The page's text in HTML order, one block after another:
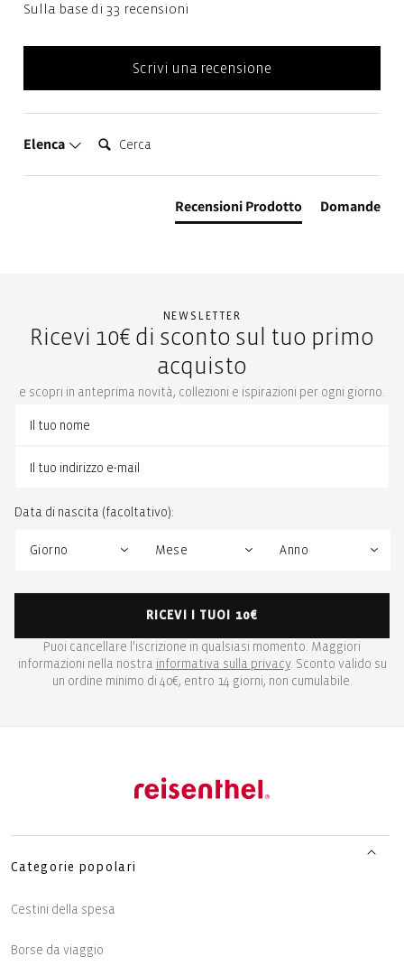
Sulla base di 33 recensioni
Scrivi una recensione
Elenca Cerca:
Recensioni Prodotto Domande
NEWSLETTER
Ricevi 10€ di sconto sul tuo primo
acquisto
e scopri in anteprima novità, collezioni e ispirazioni per ogni giorno.
Data di nascita (facoltativo):
RICEVI I TUOI 10€
Puoi cancellare l'iscrizione in qualsiasi momento. Maggiori
informazioni nella nostra informativa sulla privacy. Sconto valido su
un ordine minimo di 40€, entro 14 giorni, non cumulabile.
Categorie popolari
Cestini della spesa
Borse da viaggio